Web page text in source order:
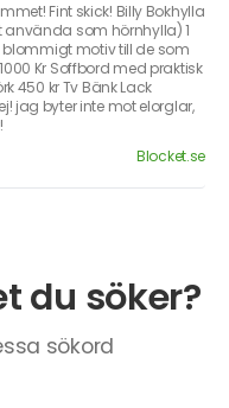
Fint skick! Billy Bokhylla
använda som hörnhylla) 1
blommigt motiv till de som
Kr Soffbord med praktisk
450 kr Tv Bänk Lack
jag byter inte mot elorglar,
Blocket.se
du söker?
sökord